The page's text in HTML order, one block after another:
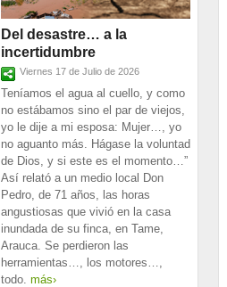
Del desastre… a la
incertidumbre
Viernes 17 de Julio de 2026
Teníamos el agua al cuello, y como
no estábamos sino el par de viejos,
yo le dije a mi esposa: Mujer…, yo
no aguanto más. Hágase la voluntad
de Dios, y si este es el momento…”
Así relató a un medio local Don
Pedro, de 71 años, las horas
angustiosas que vivió en la casa
inundada de su finca, en Tame,
Arauca. Se perdieron las
herramientas…, los motores…,
todo. más›